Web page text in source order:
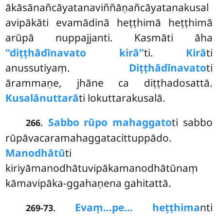
ākāsānañcāyatanaviññāṇañcāyatanakusal
avipākāti evamādinā heṭṭhimā heṭṭhimā
arūpā nuppajjanti. Kasmāti āha
‘‘diṭṭhādīnavato kirā’’ti. Kirāti
anussutiyaṃ. Diṭṭhādīnavatoti
ārammaṇe, jhāne ca diṭṭhadosattā.
Kusalānuttarāti lokuttarakusalā.
266. Sabbo rūpo mahaggatoti sabbo
rūpāvacaramahaggatacittuppādo.
Manodhātūti
kiriyāmanodhātuvipākamanodhātūnaṃ
kāmavipāka-ggahaṇena gahitattā.
269-73. Evaṃ…pe… heṭṭhimanti